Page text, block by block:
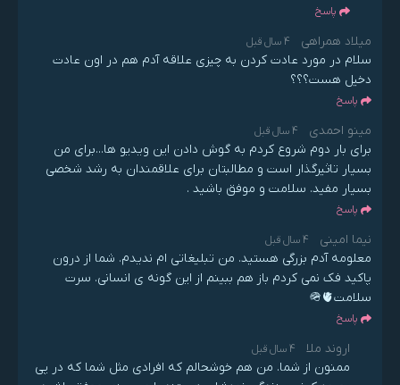
پاسخ
میلاد همراهی 4 سال قبل
سلام در مورد عادت کردن به چیزی علاقه آدم هم در اون عادت
دخیل هست؟؟؟
پاسخ
مینو احمدی 4 سال قبل
برای بار دوم شروع کردم به گوش دادن این ویدیو ها...برای من
بسیار تاثیرگذار است و مطالبتان برای علاقمندان به رشد شخصی
بسیار مفید. سلامت و موفق باشید .
پاسخ
نیما امینی 4 سال قبل
معلومه آدم بزرگی هستید. من تبلیغاتی ام ندیدم. شما از درون
پاکید فک نمی کردم باز هم ببینم از این گونه ی انسانی. سرت
سلامت🪖🫀
پاسخ
اروند ملا 4 سال قبل
ممنون از شما. من هم خوشحالم که افرادی مثل شما که در پی